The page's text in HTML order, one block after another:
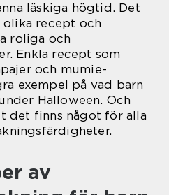
läskiga högtid. Det
olika recept och
roliga och
Enkla recept som
och mumie-
exempel på vad barn
Halloween. Och
det finns något för alla
av